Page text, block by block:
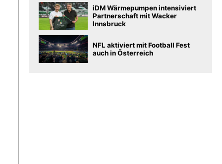
iDM Wärmepumpen intensiviert
Partnerschaft mit Wacker
Innsbruck
NFL aktiviert mit Football Fest
auch in Österreich